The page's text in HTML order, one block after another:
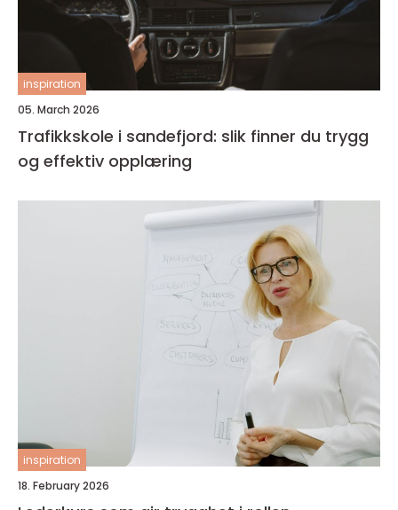
inspiration
05. March 2026
Trafikkskole i sandefjord: slik finner du trygg
og effektiv opplæring
inspiration
18. February 2026